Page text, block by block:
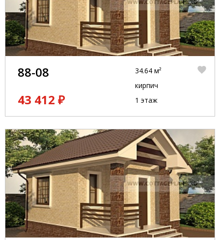
88-08
43 412 ₽
34.64 м²
кирпич
1 этаж